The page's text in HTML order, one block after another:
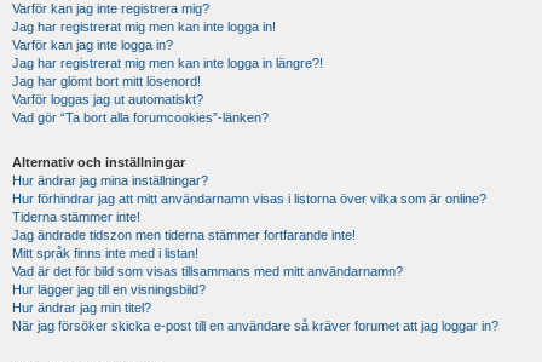
Varför kan jag inte registrera mig?
Jag har registrerat mig men kan inte logga in!
Varför kan jag inte logga in?
Jag har registrerat mig men kan inte logga in längre?!
Jag har glömt bort mitt lösenord!
Varför loggas jag ut automatiskt?
Vad gör “Ta bort alla forumcookies”-länken?
Alternativ och inställningar
Hur ändrar jag mina inställningar?
Hur förhindrar jag att mitt användarnamn visas i listorna över vilka som är online?
Tiderna stämmer inte!
Jag ändrade tidszon men tiderna stämmer fortfarande inte!
Mitt språk finns inte med i listan!
Vad är det för bild som visas tillsammans med mitt användarnamn?
Hur lägger jag till en visningsbild?
Hur ändrar jag min titel?
När jag försöker skicka e-post till en användare så kräver forumet att jag loggar in?